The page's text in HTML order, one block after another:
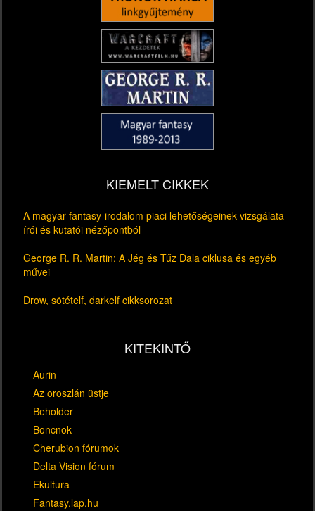
KIEMELT CIKKEK
A magyar fantasy-irodalom piaci lehetőségeinek vizsgálata
írói és kutatói nézőpontból
George R. R. Martin: A Jég és Tűz Dala ciklusa és egyéb
művei
Drow, sötételf, darkelf cikksorozat
KITEKINTŐ
Aurin
Az oroszlán üstje
Beholder
Boncnok
Cherubion fórumok
Delta Vision fórum
Ekultura
Fantasy.lap.hu